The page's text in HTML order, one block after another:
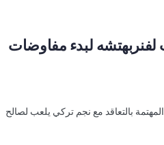
لبدء مفاوضات
بالتعاقد مع نجم تركي يلعب لصالح